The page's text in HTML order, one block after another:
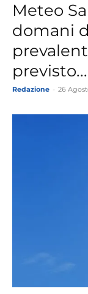
Meteo
domani
previsto...
Redazione 26